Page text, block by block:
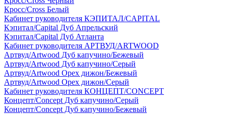
Кросс/Cross Белый
Кабинет руководителя КЭПИТАЛ/CAPITAL
Кэпитал/Capital Дуб Апрельский
Кэпитал/Capital Дуб Атланта
Кабинет руководителя АРТВУД/ARTWOOD
Артвуд/Artwood Дуб капучино/Бежевый
Артвуд/Artwood Дуб капучино/Серый
Артвуд/Artwood Орех дижон/Бежевый
Артвуд/Artwood Орех дижон/Серый
Кабинет руководителя КОНЦЕПТ/CONCEPT
Концепт/Concept Дуб капучино/Серый
Концепт/Concept Дуб капучино/Бежевый